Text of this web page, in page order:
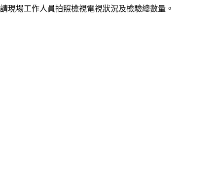
請現場工作人員拍照檢視電視狀況及檢驗總數量 。